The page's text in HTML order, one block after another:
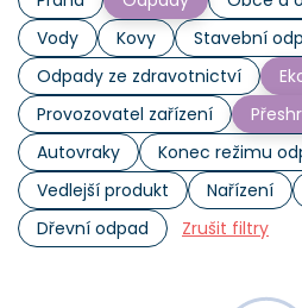
Vody
Kovy
Stavební
Odpady ze zdravotnictví
Provozovatel zařízení
Autovraky
Konec režimu
Vedlejší produkt
Nařízení
Dřevní odpad
Zrušit filtry